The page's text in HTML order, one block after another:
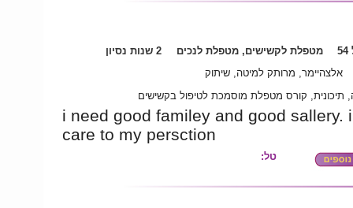
מטפלת לקשישים, מטפלת לנכים
2 שנות נסיון
אלצהיימר, מרותק למיטה, שיתוק
תיכונית, קורס מטפלת מוסמכת לטיפול בקשישים
i need good familey and good sallery.
care to my persction
טל: